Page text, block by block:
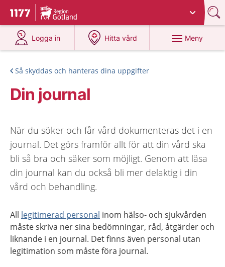
Till startsidan för 1177
Du har valt region
Logga in
på 1177.se
Hitta vård
på 1177.se
Meny
Så skyddas och hanteras dina uppgifter
Din journal
När du söker och får vård dokumenteras det i en
journal. Det görs framför allt för att din vård ska
bli så bra och säker som möjligt. Genom att läsa
din journal kan du också bli mer delaktig i din
vård och behandling.
All legitimerad personal inom hälso- och sjukvården
måste skriva ner sina bedömningar, råd, åtgärder och
liknande i en journal. Det finns även personal utan
legitimation som måste föra journal.